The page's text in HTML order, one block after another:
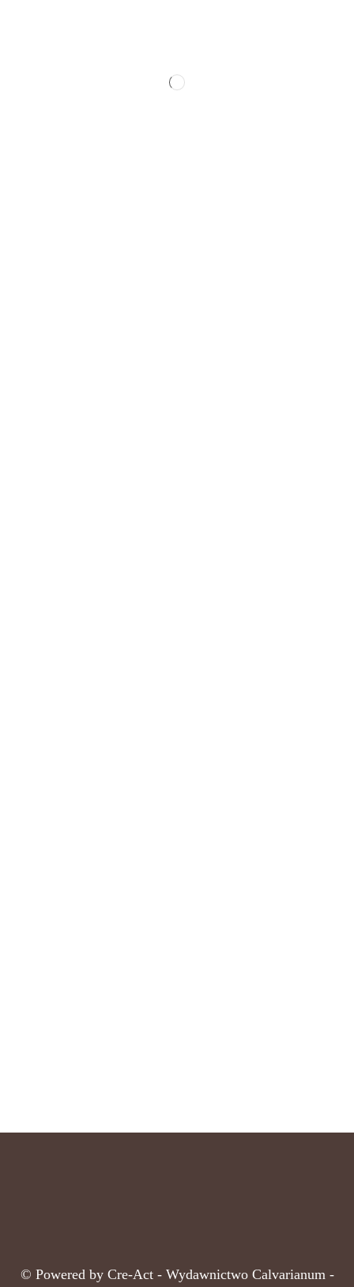
© Powered by Cre-Act - Wydawnictwo Calvarianum -